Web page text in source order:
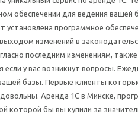
обеспечении для ведения вашей
установлена программное
выходом изменений в
последним изменениям,
если у вас возникнут вопросы.
базы. Первые клиенты
довольны. Аренда 1С в Минске,
которой бы вы купили за